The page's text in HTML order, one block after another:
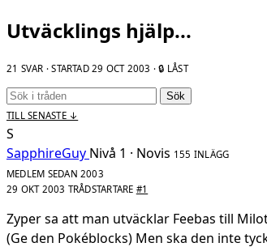
Utväcklings hjälp...
21 SVAR · STARTAD29 OCT 2003 · 🔒 LÅST
Sök
TILL SENASTE ↓
S
SapphireGuy Nivå 1 · Novis 155 INLÄGG
MEDLEM SEDAN 2003
29 OKT 2003 TRÅDSTARTARE #1
Zyper sa att man utväcklar Feebas till
(Ge den Pokéblocks) Men ska den inte